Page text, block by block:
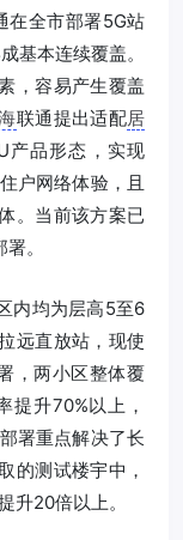
在全市部署5G站
基本连续覆盖。
，容易产生覆盖
联通提出适配居
产品形态，实现
户网络体验，且
。当前该方案已
。
内均为层高5至6
远直放站，现使
，两小区整体覆
提升70%以上，
署重点解决了长
的测试楼宇中，
升20倍以上。